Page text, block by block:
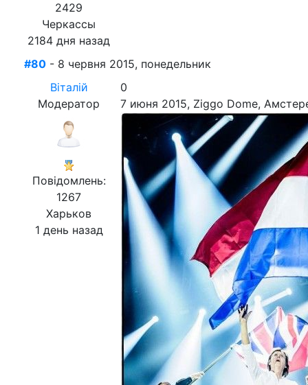
2429
Черкассы
2184 дня назад
#80 - 8 червня 2015, понедельник
Віталій
Модератор
Повідомлень:
1267
Харьков
1 день назад
0
7 июня 2015, Ziggo Dome,